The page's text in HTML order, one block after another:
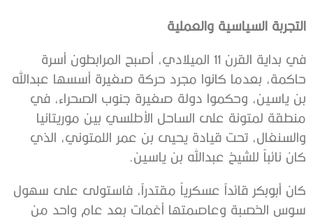
التجربة السياسية والعملية
في بداية القرن 11 الميلادي، أصبح المرابطون أسرة
حاكمة، بعدما كانوا مجرد حركة صغيرة أسسها عبدالله
بن ياسين، وحكموا دولة صغيرة جنوب الصحراء، في
منطقة لمتونة على الساحل الأطلسي بين موريتانيا
والسنغال، تحت قيادة يحيى بن عمر اللمتوني، الذي
كان نائباً للشيخ عبدالله بن ياسين.
كان أبوبكر قائداً عسكرياً مقتدراً، فاستولى على سهول
سوس الخصبة وعاصمتها أغمات بعد عام واحد من